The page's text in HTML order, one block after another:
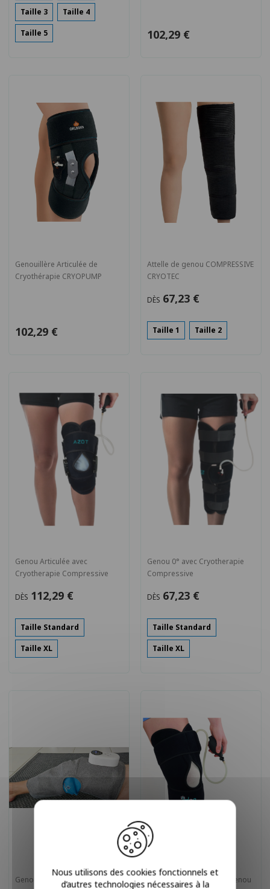
Taille 3 Taille 4
Taille 5 102,29 €
Genouillère Articulée de
Cryothérapie CRYOPUMP
102,29 €
Attelle de genou COMPRESSIVE
CRYOTEC
DÈS 67,23 €
Taille 1 Taille 2
Genou Articulée avec
Cryotherapie Compressive
DÈS 112,29 €
Taille Standard
Taille XL
Genou 0° avec Cryotherapie
Compressive
DÈS 67,23 €
Taille Standard
Taille XL
Genouillère Cryothérapie et
Attelle de Cryothérapie Genou
Nous utilisons des cookies fonctionnels et
d’autres technologies nécessaires à la